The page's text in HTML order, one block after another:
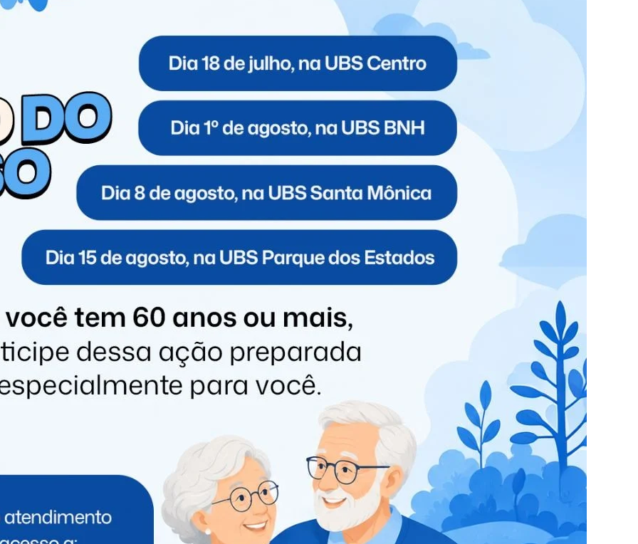
Árabes Unidos. A PCPR representou pela inserção
ser cumprida a prisão no Exterior.
realizada entre novembro e dezembro de 2023.
impedidos de divulgar jogos de azar, porém,
Tiago Dantas.